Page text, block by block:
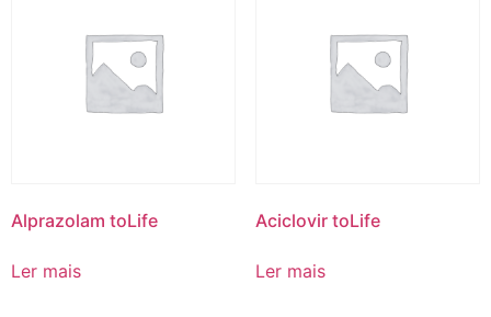
Alprazolam toLife
Ler mais
Aciclovir toLife
Ler mais